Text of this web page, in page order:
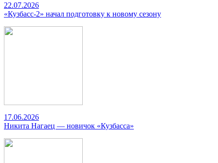
22.07.2026
«Кузбасс-2» начал подготовку к новому сезону
17.06.2026
Никита Нагаец — новичок «Кузбасса»